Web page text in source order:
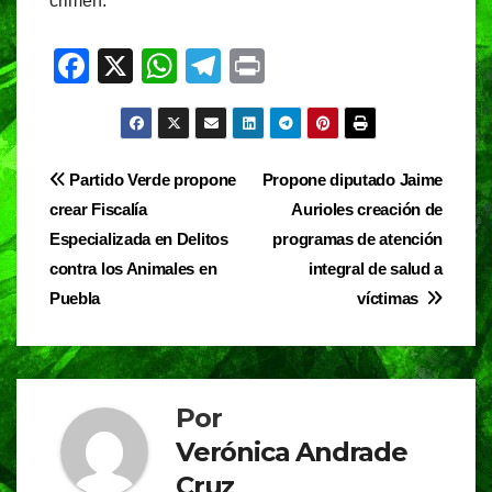
F
e
b
o
o
k
X
W
h
at
s
p
p
T
el
e
gr
m
in
t
Navegación
de
entradas
Propone diputado Jaime
Aurioles creación de
programas de atención
integral de salud a
víctimas
Partido Verde propone
crear Fiscalía
Especializada en Delitos
contra los Animales en
Puebla
Por
Verónica Andrade
Cruz